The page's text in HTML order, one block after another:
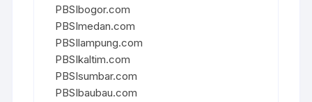
PBSIbogor.com
PBSImedan.com
PBSIlampung.com
PBSIkaltim.com
PBSIsumbar.com
PBSIbaubau.com